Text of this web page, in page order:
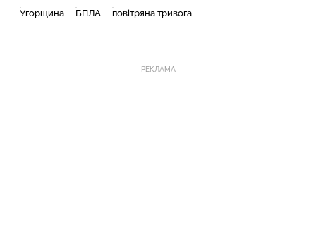
Угорщина БПЛА повітряна тривога
РЕКЛАМА